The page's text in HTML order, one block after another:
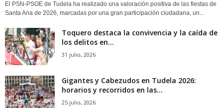
El PSN-PSOE de Tudela ha realizado una valoración positiva de las fiestas de
Santa Ana de 2026, marcadas por una gran participación ciudadana, un...
Toquero destaca la convivencia y la caída de
los delitos en...
31 julio, 2026
Gigantes y Cabezudos en Tudela 2026:
horarios y recorridos en las...
25 julio, 2026